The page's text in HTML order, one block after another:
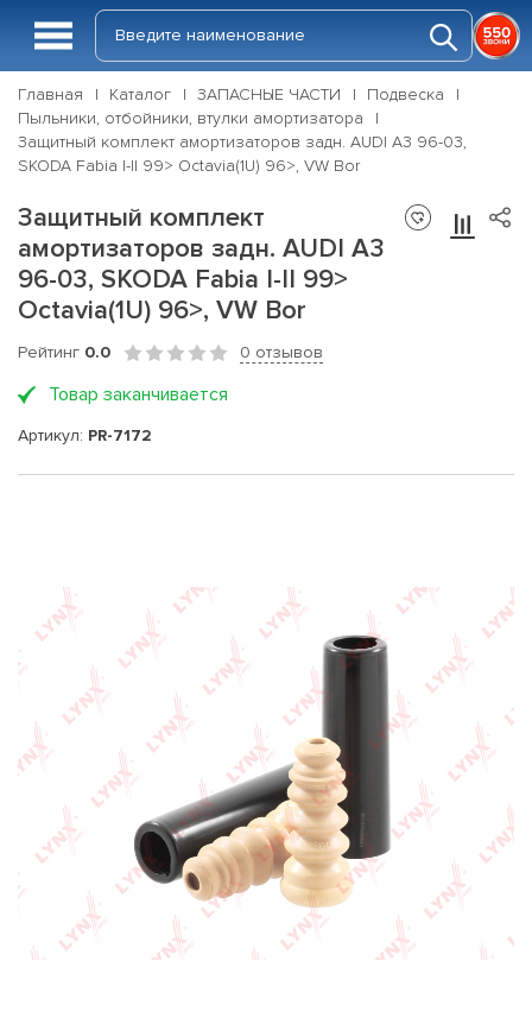
Главная Каталог ЗАПАСНЫЕ ЧАСТИ
Подвеска
Пыльники, отбойники, втулки амортизатора
Защитный комплект амортизаторов задн. AUDI A3 96-03,
SKODA Fabia I-II 99> Octavia(1U) 96>, VW Bor
Защитный комплект
амортизаторов задн. AUDI A3
96-03, SKODA Fabia I-II 99>
Octavia(1U) 96>, VW Bor
Рейтинг 0.0 0 отзывов
Товар заканчивается
Артикул: PR-7172